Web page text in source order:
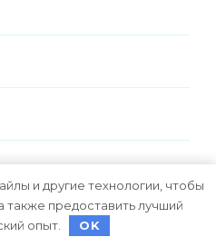
и другие технологии, чтобы
также предоставить лучший
опыт.
OK